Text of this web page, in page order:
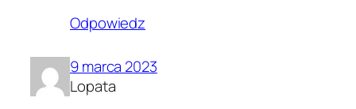
Odpowiedz
9 marca 2023
Lopata